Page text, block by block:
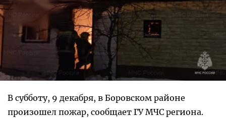
В субботу, 9 декабря, в Боровском районе
произошел пожар, сообщает ГУ МЧС региона.